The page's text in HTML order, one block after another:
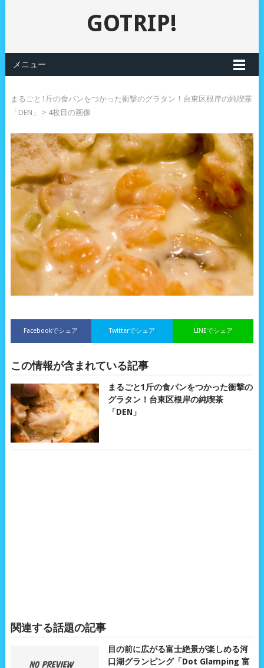
GOTRIP!
メニュー
まるごと1斤の食パンをつかった衝撃のグラタン！台東区根岸の純喫茶
「DEN」
> 4枚目の画像
Facebookでシェア LINEでシェア
Twitterでシェア
この情報が含まれている記事
まるごと1斤の食パンをつかった衝撃の
グラタン！台東区根岸の純喫茶
「DEN」
関連する話題の記事
目の前に広がる富士絶景が楽しめる河
口湖グランピング「Dot Glamping 富